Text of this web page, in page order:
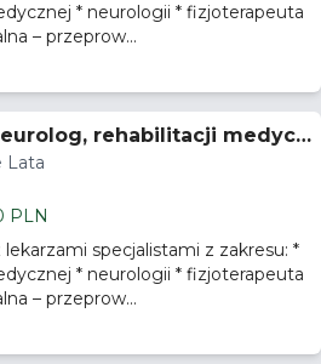
zdalna – przeprow...
rehabilitacji medycz
Lata
PLN
specjalistami z zakresu: *
zdalna – przeprow...